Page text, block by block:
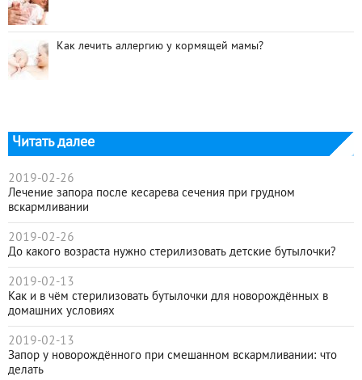
Как лечить аллергию у кормящей мамы?
Читать далее
2019-02-26
Лечение запора после кесарева сечения при грудном
вскармливании
2019-02-26
До какого возраста нужно стерилизовать детские бутылочки?
2019-02-13
Как и в чём стерилизовать бутылочки для новорождённых в
домашних условиях
2019-02-13
Запор у новорождённого при смешанном вскармливании: что
делать